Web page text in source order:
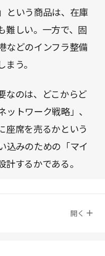
という商品は、在庫
難しい。一方で、固
などのインフラ整備
う。
なのは、どこからど
ットワーク戦略」、
座席を売るかという
込みのための「マイ
計するかである。
開く